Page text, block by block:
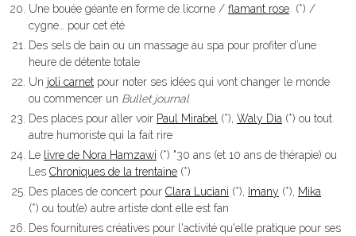
Une bouée géante en forme de licorne / flamant rose (*) /
cygne… pour cet été
Des sels de bain ou un massage au spa pour profiter d’une
heure de détente totale
Un joli carnet pour noter ses idées qui vont changer le monde
ou commencer un Bullet journal
Des places pour aller voir Paul Mirabel (*), Waly Dia (*) ou tout
autre humoriste qui la fait rire
Le livre de Nora Hamzawi (*) "30 ans (et 10 ans de thérapie) ou
Les Chroniques de la trentaine (*)
Des places de concert pour Clara Luciani (*), Imany (*), Mika
(*) ou tout(e) autre artiste dont elle est fan
Des fournitures créatives pour l'activité qu'elle pratique pour ses